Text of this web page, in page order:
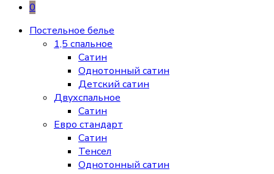
0
Постельное белье
1,5 спальное
Сатин
Однотонный сатин
Детский сатин
Двухспальное
Сатин
Евро стандарт
Сатин
Тенсел
Однотонный сатин